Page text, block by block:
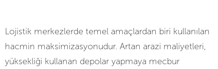
Lojistik merkezlerde temel amaçlardan biri kullanılan
hacmin maksimizasyonudur. Artan arazi maliyetleri,
yüksekliği kullanan depolar yapmaya mecbur